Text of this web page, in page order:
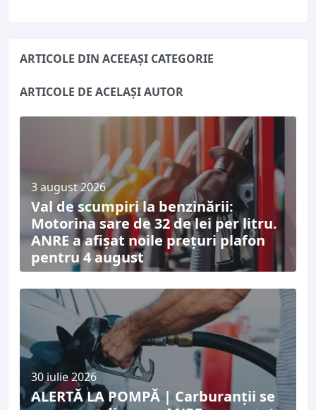
ARTICOLE DIN ACEEAȘI CATEGORIE
ARTICOLE DE ACELAȘI AUTOR
3 august 2026
Val de scumpiri la benzinării:
Motorina sare de 32 de lei per litru.
ANRE a afișat noile prețuri plafon
pentru 4 august
30 iulie 2026
ALERTĂ LA POMPĂ | Carburanții se